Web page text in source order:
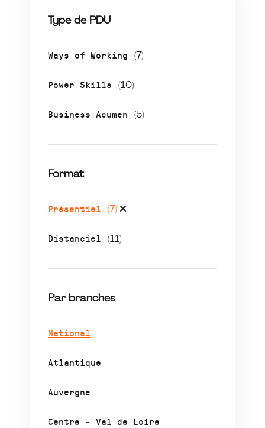
Type de PDU
Ways of Working (7)
Power Skills (10)
Business Acumen (5)
Format
Présentiel (7)
Distanciel (11)
Par branches
National
Atlantique
Auvergne
Centre - Val de Loire